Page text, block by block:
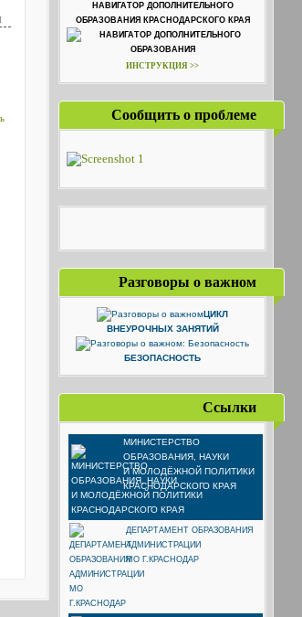
НАВИГАТОР ДОПОЛНИТЕЛЬНОГО
ОБРАЗОВАНИЯ КРАСНОДАРСКОГО КРАЯ
ИНСТРУКЦИЯ >>
Сообщить о проблеме
Разговоры о важном
ЦИКЛ
ВНЕУРОЧНЫХ ЗАНЯТИЙ
БЕЗОПАСНОСТЬ
Ссылки
МИНИСТЕРСТВО
ОБРАЗОВАНИЯ, НАУКИ
И МОЛОДЁЖНОЙ ПОЛИТИКИ
КРАСНОДАРСКОГО КРАЯ
ДЕПАРТАМЕНТ ОБРАЗОВАНИЯ
АДМИНИСТРАЦИИ
МО Г.КРАСНОДАР